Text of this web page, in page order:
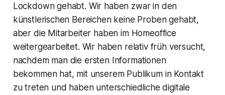
Lockdown gehabt. Wir haben zwar in den
künstlerischen Bereichen keine Proben gehabt,
aber die Mitarbeiter haben im Homeoffice
weitergearbeitet. Wir haben relativ früh versucht,
nachdem man die ersten Informationen
bekommen hat, mit unserem Publikum in Kontakt
zu treten und haben unterschiedliche digitale